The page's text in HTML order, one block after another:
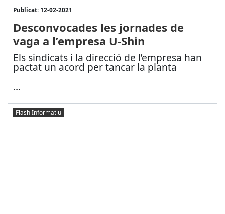
Publicat: 12-02-2021
Desconvocades les jornades de
vaga a l’empresa U-Shin
Els sindicats i la direcció de l’empresa han
pactat un acord per tancar la planta
...
Flash Informatiu